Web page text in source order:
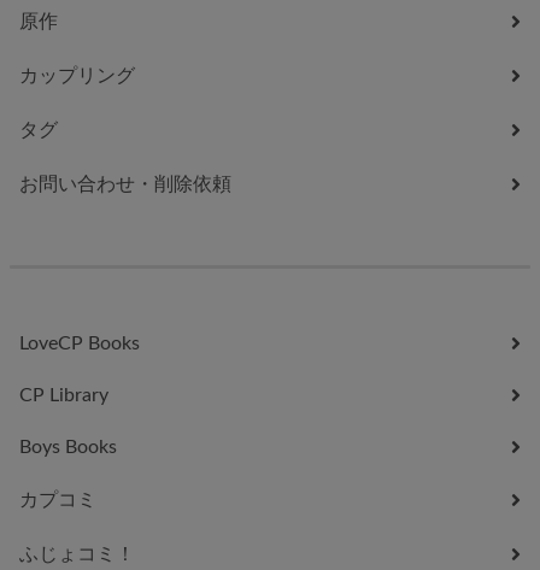
原作
カップリング
タグ
お問い合わせ・削除依頼
LoveCP Books
CP Library
Boys Books
カプコミ
ふじょコミ！